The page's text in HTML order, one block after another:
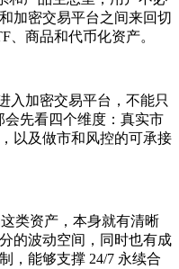
加密交易平台之间来回切
、商品和代币化资产。
入加密交易平台，不能只
先看四个维度：真实市
以及做市和风控的可承接
类资产，本身就有清晰
的波动空间，同时也有成
，能够支撑 24/7 永续合